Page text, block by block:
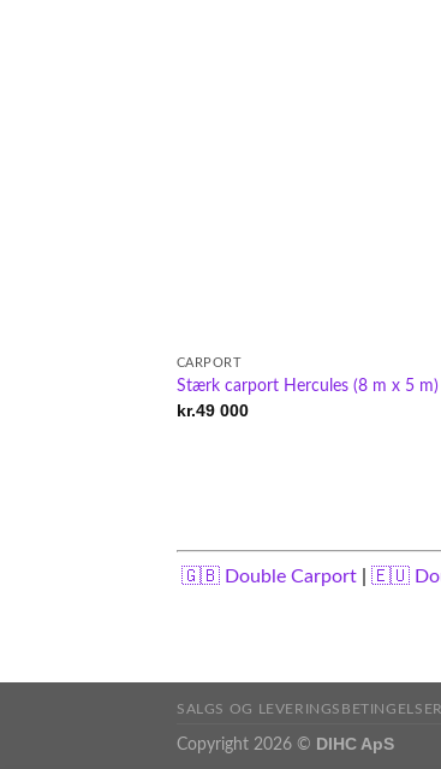
CARPORT
Stærk carport Hercules (8 m x 5 m)
kr.49 000
🇬🇧 Double Carport 🇪🇺
SALGS OG
Copyright 2026 © DIHC ApS